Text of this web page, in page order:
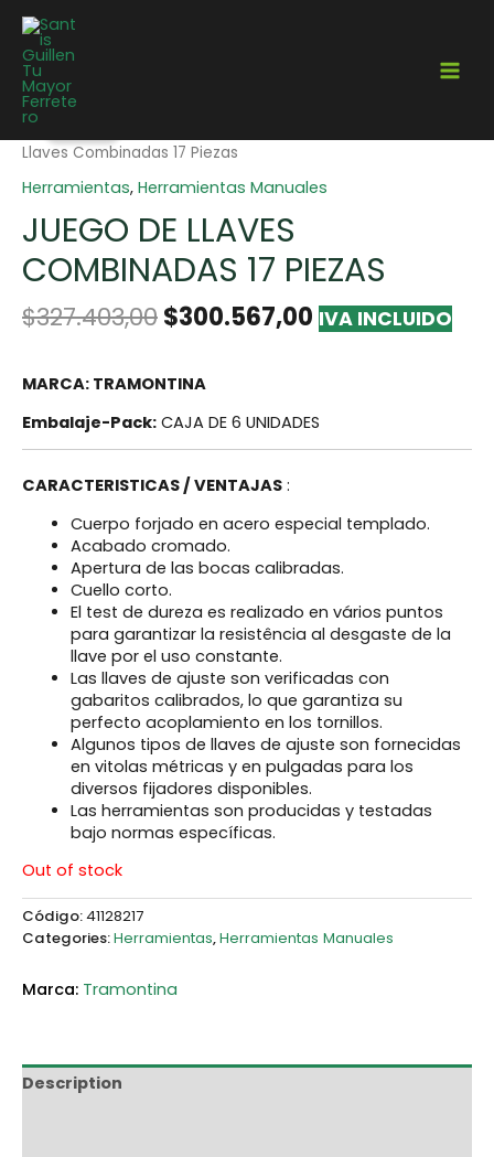
Llaves Combinadas 17 Piezas
Herramientas, Herramientas Manuales
JUEGO DE LLAVES
COMBINADAS 17 PIEZAS
$327.403,00$300.567,00 IVA INCLUIDO
MARCA: TRAMONTINA
Embalaje-Pack: CAJA DE 6 UNIDADES
CARACTERISTICAS / VENTAJAS :
Cuerpo forjado en acero especial templado.
Acabado cromado.
Apertura de las bocas calibradas.
Cuello corto.
El test de dureza es realizado en vários puntos
para garantizar la resistência al desgaste de la
llave por el uso constante.
Las llaves de ajuste son verificadas con
gabaritos calibrados, lo que garantiza su
perfecto acoplamiento en los tornillos.
Algunos tipos de llaves de ajuste son fornecidas
en vitolas métricas y en pulgadas para los
diversos fijadores disponibles.
Las herramientas son producidas y testadas
bajo normas específicas.
Out of stock
Código:41128217
Categories:Herramientas,Herramientas Manuales
Tramontina
Description